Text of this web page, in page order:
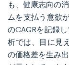
も、健康志向の
ムを支払う意欲
のCAGRを記録
析では、目に見
の価格差を生み